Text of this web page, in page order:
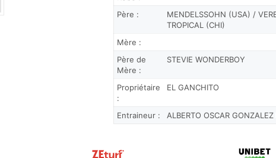
Père :
MENDELSSOHN (USA) /
TROPICAL (CHI)
Mère :
Père de
Mère :
STEVIE WONDERBOY
Propriétaire
:
EL GANCHITO
Entraineur : ALBERTO OSCAR GONZALEZ